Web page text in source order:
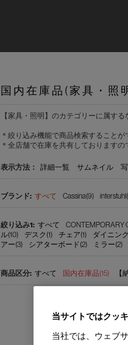
国内在庫品(家具・照
【家具・照明】のカテゴリーに属す
＊絞り込み機能で商品検索することが
＊全店舗で在庫を共有しております
表示方法： 詳細一覧 サムネイル
すべて Cassina(9)
すべて CONTEMPORARY
ル(10)
デスク(1) チェア(1) ダイニン
アー(3)
シアターボード(2) ミラー(2)
すべて 国内在庫品(15) 【
当サイトではクッ
当社では、ウェブ